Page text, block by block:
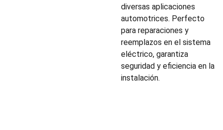
diversas aplicaciones
automotrices. Perfecto
para reparaciones y
reemplazos en el sistema
eléctrico, garantiza
seguridad y eficiencia en la
instalación.